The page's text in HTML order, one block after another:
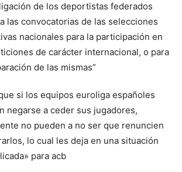
de los deportistas federados
las convocatorias de las selecciones
nacionales para la participación en
de carácter internacional, o para
de las mismas”
si los equipos euroliga españoles
negarse a ceder sus jugadores,
no pueden a no ser que renuncien
lo cual les deja en una situación
para acb